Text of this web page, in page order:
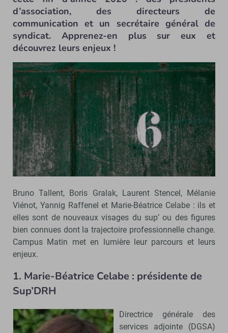
d’association, des directeurs de
communication et un secrétaire général de
syndicat. Apprenez-en plus sur eux et
découvrez leurs enjeux !
Bruno Tallent, Boris Gralak, Laurent Stencel, Mélanie
Viénot, Yannig Raffenel et Marie-Béatrice Celabe : ils et
elles sont de nouveaux visages du sup’ ou des figures
bien connues dont la trajectoire professionnelle change.
Campus Matin met en lumière leur parcours et leurs
enjeux.
1. Marie-Béatrice Celabe : présidente de
Sup’DRH
Directrice générale des
services adjointe (DGSA)